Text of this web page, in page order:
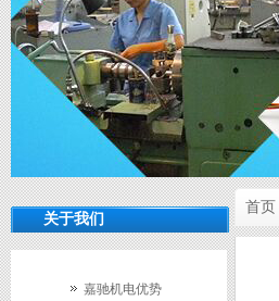
关于我们
嘉驰机电优势
首页